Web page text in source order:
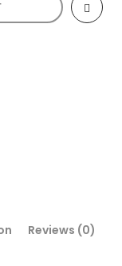
Reviews (0)